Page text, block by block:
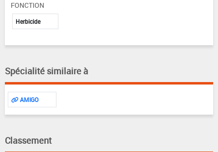
FONCTION
Herbicide
Spécialité similaire à
AMIGO
Classement